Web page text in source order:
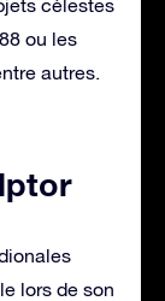
célestes
ou les
autres.
lors de son